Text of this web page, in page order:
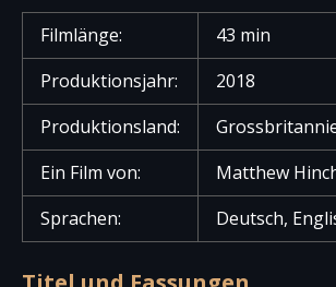
Filmlänge:
43 min
Produktionsjahr:
2018
Produktionsland:
Ein Film von:
Matthew
Sprachen:
Deutsch,